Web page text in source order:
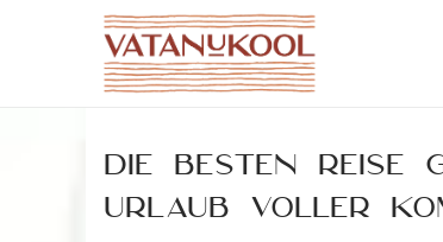
S
p
t
S
p
t
Die besten Reise
Urlaub voller